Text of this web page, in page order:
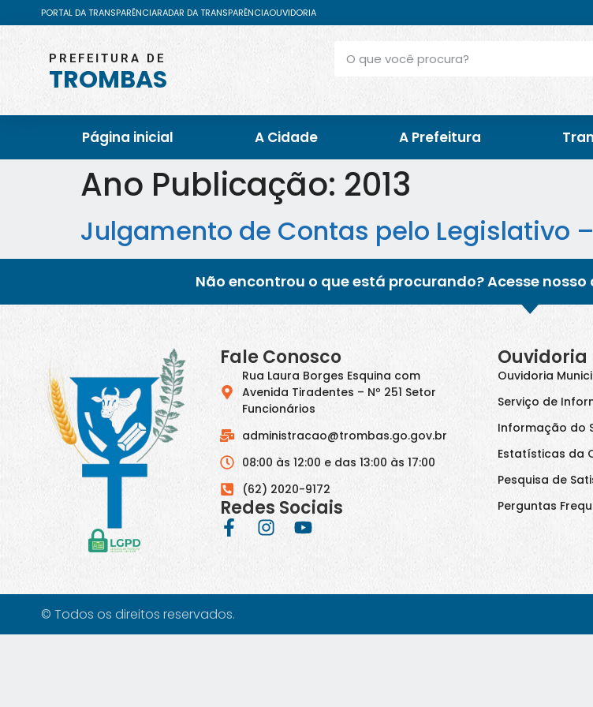
PORTAL DA TRANSPARÊNCIARADAR DA TRANSPARÊNCIAOUVIDORIA
PREFEITURA DE
TROMBAS
Página inicial A Cidade A Prefeitura
Ano Publicação: 2013
Julgamento de Contas pelo Legislativo –
Não encontrou o que está procurando? Acesse
Fale Conosco
Rua Laura Borges Esquina com
Avenida Tiradentes – Nº 251 Setor
Funcionários
administracao@trombas.go.gov.br
08:00 às 12:00 e das 13:00 às 17:00
(62) 2020-9172
Redes Sociais
Ouvidoria
Ouvidoria
Serviço de
Informação do
Estatísticas da
Pesquisa de
Perguntas
© Todos os direitos reservados.